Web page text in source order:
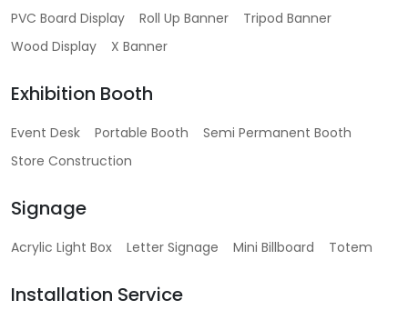
PVC Board Display
Roll Up Banner
Tripod Banner
Wood Display
X Banner
Exhibition Booth
Event Desk Portable Booth
Semi Permanent Booth
Store Construction
Signage
Acrylic Light Box Letter Signage Mini Billboard Totem
Installation Service